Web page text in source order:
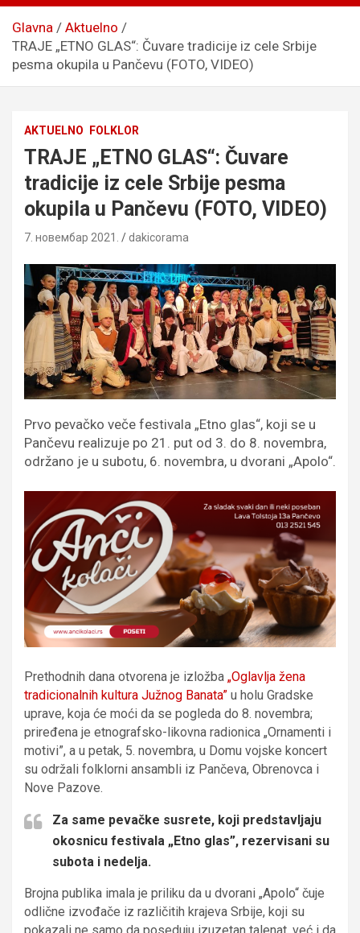
Glavna
Aktuelno
TRAJE „ETNO GLAS“: Čuvare tradicije iz cele Srbije
pesma okupila u Pančevu (FOTO, VIDEO)
AKTUELNO FOLKLOR
TRAJE „ETNO GLAS“: Čuvare
tradicije iz cele Srbije pesma
okupila u Pančevu (FOTO, VIDEO)
7. новембар 2021. dakicorama
Prvo pevačko veče festivala „Etno glas“, koji se u
Pančevu realizuje po 21. put od 3. do 8. novembra,
održano je u subotu, 6. novembra, u dvorani „Apolo“.
Prethodnih dana otvorena je izložba „Oglavlja žena
tradicionalnih kultura Južnog Banata” u holu Gradske
uprave, koja će moći da se pogleda do 8. novembra;
priređena je etnografsko-likovna radionica „Ornamenti i
motivi”, a u petak, 5. novembra, u Domu vojske koncert
su održali folklorni ansambli iz Pančeva, Obrenovca i
Nove Pazove.
Za same pevačke susrete, koji predstavljaju
okosnicu festivala „Etno glas”, rezervisani su
subota i nedelja.
Brojna publika imala je priliku da u dvorani „Apolo“ čuje
odlične izvođače iz različitih krajeva Srbije, koji su